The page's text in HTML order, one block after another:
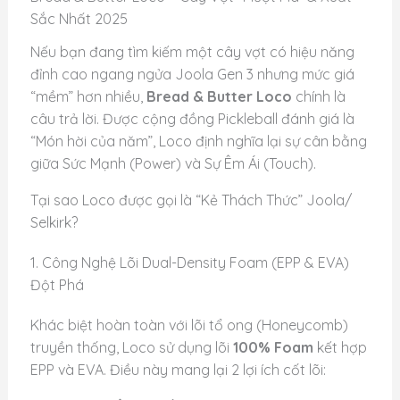
Sắc Nhất 2025
Nếu bạn đang tìm kiếm một cây vợt có hiệu năng
đỉnh cao ngang ngửa Joola Gen 3 nhưng mức giá
“mềm” hơn nhiều, Bread & Butter Loco chính là
câu trả lời. Được cộng đồng Pickleball đánh giá là
“Món hời của năm”, Loco định nghĩa lại sự cân bằng
giữa Sức Mạnh (Power) và Sự Êm Ái (Touch).
Tại sao Loco được gọi là “Kẻ Thách Thức” Joola/
Selkirk?
1. Công Nghệ Lõi Dual-Density Foam (EPP & EVA)
Đột Phá
Khác biệt hoàn toàn với lõi tổ ong (Honeycomb)
truyền thống, Loco sử dụng lõi 100% Foam kết hợp
EPP và EVA. Điều này mang lại 2 lợi ích cốt lõi: